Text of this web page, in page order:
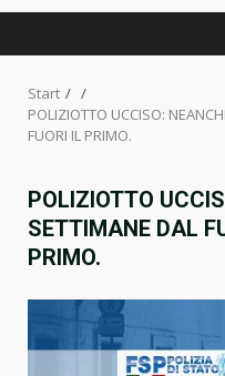
Start
POLIZIOTTO UCCISO:
FUORI IL PRIMO.
POLIZIOTTO
SETTIMANE DAL
PRIMO.